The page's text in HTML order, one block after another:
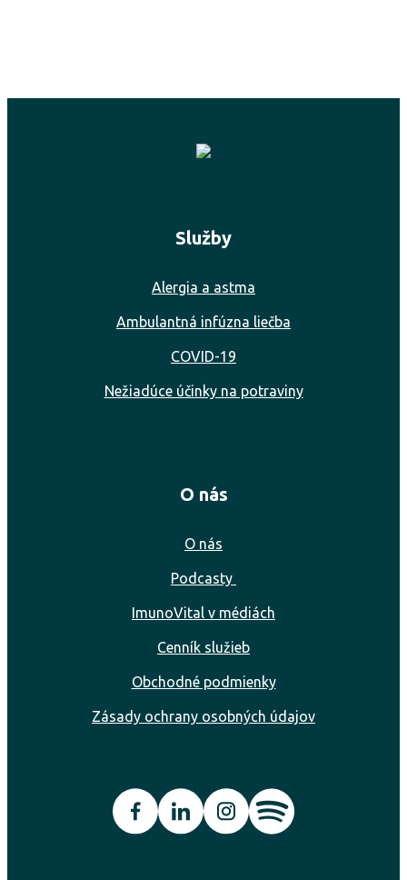
Služby
Alergia a astma
Ambulantná infúzna liečba
COVID-19
Nežiadúce účinky na potraviny
O nás
O nás
Podcasty
ImunoVital v médiách
Cenník služieb
Obchodné podmienky
Zásady ochrany osobných údajov